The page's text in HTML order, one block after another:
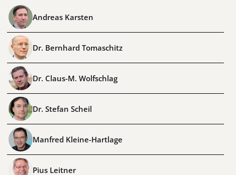
Andreas Karsten
Dr. Bernhard Tomaschitz
Dr. Claus-M. Wolfschlag
Dr. Stefan Scheil
Manfred Kleine-Hartlage
Pius Leitner